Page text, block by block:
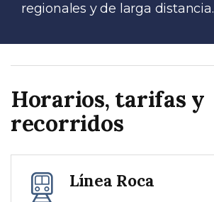
regionales y de larga distancia.
Horarios, tarifas y
recorridos
Línea Roca